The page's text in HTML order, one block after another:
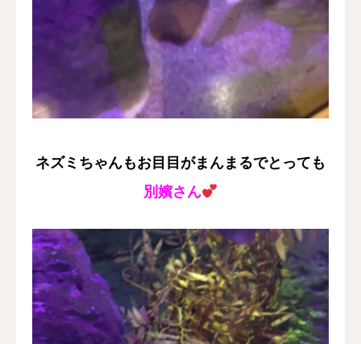
ネズミちゃんもお目目がまんまるでとっても
別嬪さん